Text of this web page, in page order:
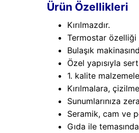
Ürün Özellikleri
Kırılmazdır.
Termostar özelliği
Bulaşık
Özel yapısıyla
1. kalite
Kırılmalara,
Sunumlarınıza
Seramik, cam ve
Gıda ile